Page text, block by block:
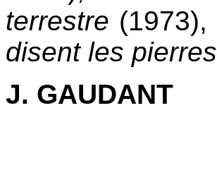
terrestre (1973),
disent les pierres
J. GAUDANT